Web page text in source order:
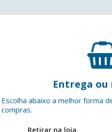
Entrega
Escolha abaixo a melhor forma
compras.
Retirar na loja
Kit Coloração Creme 6.0